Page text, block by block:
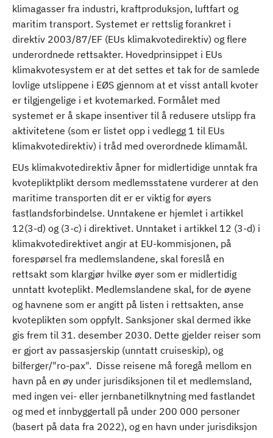
klimagasser fra industri, kraftproduksjon, luftfart og
maritim transport. Systemet er rettslig forankret i
direktiv 2003/87/EF (EUs klimakvotedirektiv) og flere
underordnede rettsakter. Hovedprinsippet i EUs
klimakvotesystem er at det settes et tak for de samlede
lovlige utslippene i EØS gjennom at et visst antall kvoter
er tilgjengelige i et kvotemarked. Formålet med
systemet er å skape insentiver til å redusere utslipp fra
aktivitetene (som er listet opp i vedlegg 1 til EUs
klimakvotedirektiv) i tråd med overordnede klimamål.
EUs klimakvotedirektiv åpner for midlertidige unntak fra
kvotepliktplikt dersom medlemsstatene vurderer at den
maritime transporten dit er er viktig for øyers
fastlandsforbindelse. Unntakene er hjemlet i artikkel
12(3-d) og (3-c) i direktivet. Unntaket i artikkel 12 (3-d) i
klimakvotedirektivet angir at EU-kommisjonen, på
forespørsel fra medlemslandene, skal foreslå en
rettsakt som klargjør hvilke øyer som er midlertidig
unntatt kvoteplikt. Medlemslandene skal, for de øyene
og havnene som er angitt på listen i rettsakten, anse
kvoteplikten som oppfylt. Sanksjoner skal dermed ikke
gis frem til 31. desember 2030. Dette gjelder reiser som
er gjort av passasjerskip (unntatt cruiseskip), og
bilferger/"ro-pax". Disse reisene må foregå mellom en
havn på en øy under jurisdiksjonen til et medlemsland,
med ingen vei- eller jernbanetilknytning med fastlandet
og med et innbyggertall på under 200 000 personer
(basert på data fra 2022), og en havn under jurisdiksjon